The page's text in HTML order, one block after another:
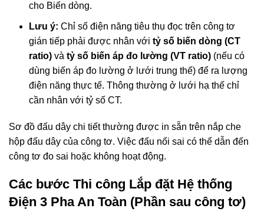
cho Biến dòng.
Lưu ý: Chỉ số điện năng tiêu thụ đọc trên công tơ
gián tiếp phải được nhân với tỷ số biến dòng (CT
ratio) và tỷ số biến áp đo lường (VT ratio) (nếu có
dùng biến áp đo lường ở lưới trung thế) để ra lượng
điện năng thực tế. Thông thường ở lưới hạ thế chỉ
cần nhân với tỷ số CT.
Sơ đồ đấu dây chi tiết thường được in sẵn trên nắp che
hộp đấu dây của công tơ. Việc đấu nối sai có thể dẫn đến
công tơ đo sai hoặc không hoạt động.
Các bước Thi công Lắp đặt Hệ thống
Điện 3 Pha An Toàn (Phần sau công tơ)